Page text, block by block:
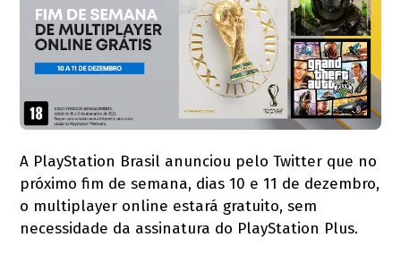
A PlayStation Brasil anunciou pelo Twitter que no
próximo fim de semana, dias 10 e 11 de dezembro,
o multiplayer online estará gratuito, sem
necessidade da assinatura do PlayStation Plus.